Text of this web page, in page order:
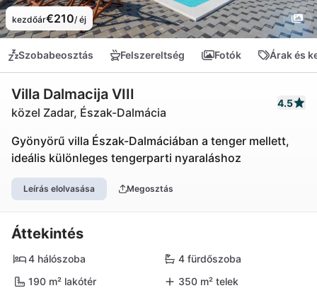
kezdőár€210/ éj
Szobabeosztás Felszereltség Fotók Árak és
Villa Dalmacija VIII
közel Zadar, Észak-Dalmácia
4.5
Gyönyörű villa Észak-Dalmáciában a tenger mellett,
ideális különleges tengerparti nyaraláshoz
Leírás elolvasása Megosztás
Áttekintés
4 hálószoba
4 fürdőszoba
190 m² lakótér
350 m² telek